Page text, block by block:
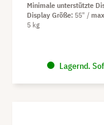
Lagernd.
Minimale unterstützte
Display Größe 55"
5 kg